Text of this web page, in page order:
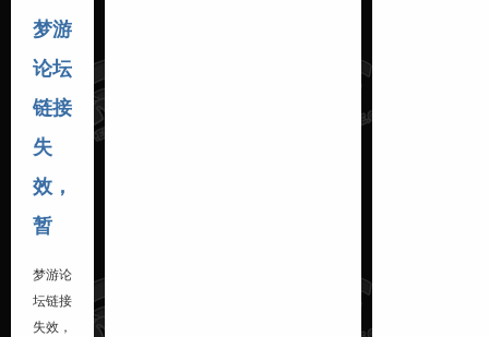
梦游
论坛
链接
失
效，
暂
梦游论
坛链接
失效，